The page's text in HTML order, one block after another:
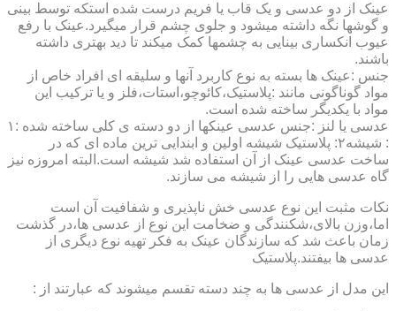
عینک از دو عدسی و یک قاب یا فریم درست شده استکه توسط بینی
و گوشها نگه داشته میشود و جلوی چشم قرار میگیرد.عینک با رفع
عیوب انکساری بینایی به چشمها کمک میکند تا دید بهتری داشته
باشند.
جنس :عینک ها بسته به نوع کاربرد آنها و سلیقه ای افراد خاص از
مواد گوناگونی مانند :پلاستیک،کائوچو،استات،فلز و یا ترکیب این
مواد با یکدیگر ساخته شده است.
عدسی یا لنز :جنس عدسی عینکها از دو دسته ی کلی ساخته شده :۱
: شیشه۲: پلاستیک شیشه اولین و ابندایی ترین ماده ای که در
ساخت عدسی عینک از آن استفاده شد شیشه است.البته امروزه نیز
گاه عدسی هایی را از شیشه می سازند.
نکات مثبت این نوع عدسی خش ناپذیری و شفافیت آن است
اما،وزن بالای،شکنندگی و ضخامت این نوع از عدسی ها،در گذشت
زمان باعث شد که سازندگان عینک به فکر تهیه نوع دیگری از
عدسی ها بیفتند.پلاستیک
این مدل از عدسی ها به چند دسته تقسم میشوند که عبارتند از :